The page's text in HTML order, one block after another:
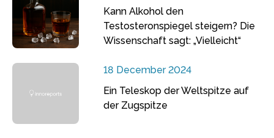
Kann Alkohol den
Testosteronspiegel steigern? Die
Wissenschaft sagt: „Vielleicht“
18 December 2024
Ein Teleskop der Weltspitze auf
der Zugspitze